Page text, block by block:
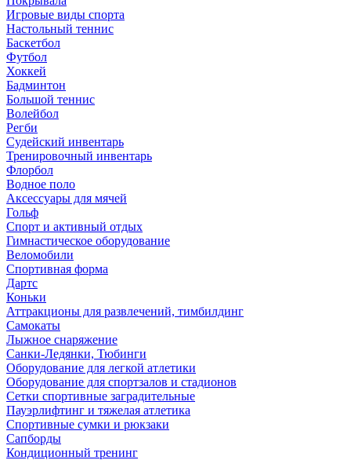
Игровые виды спорта
Настольный теннис
Баскетбол
Футбол
Хоккей
Бадминтон
Большой теннис
Волейбол
Регби
Судейский инвентарь
Тренировочный инвентарь
Флорбол
Водное поло
Аксессуары для мячей
Гольф
Спорт и активный отдых
Гимнастическое оборудование
Веломобили
Спортивная форма
Дартс
Коньки
Аттракционы для развлечений, тимбилдинг
Самокаты
Лыжное снаряжение
Санки-Ледянки, Тюбинги
Оборудование для легкой атлетики
Оборудование для спортзалов и стадионов
Сетки спортивные заградительные
Пауэрлифтинг и тяжелая атлетика
Спортивные сумки и рюкзаки
Сапборды
Кондиционный тренинг